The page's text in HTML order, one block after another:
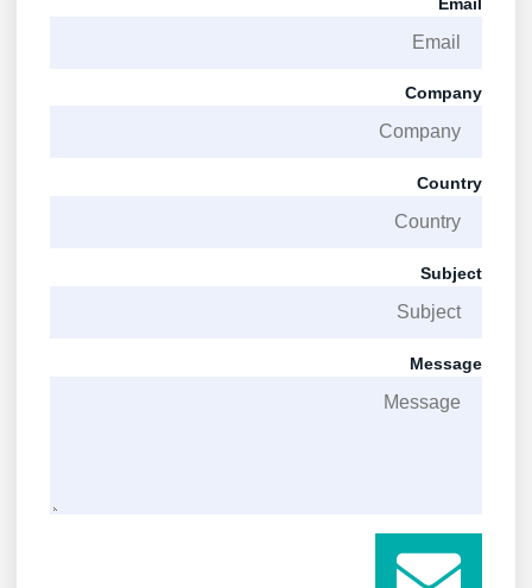
Company
Country
Subject
Message